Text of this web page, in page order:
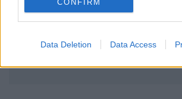
CONFIRM
Data Deletion Data Access
Előfizetés
MÁR ELŐFIZETŐNK VAGY?